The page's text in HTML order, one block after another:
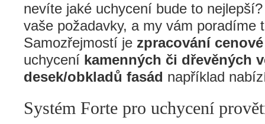
nevíte jaké uchycení bude to
vaše požadavky, a my vám poradíme
Samozřejmostí je zpracování
uchycení kamenných či dřevěných
desek/obkladů fasád například
Systém Forte pro uchycení